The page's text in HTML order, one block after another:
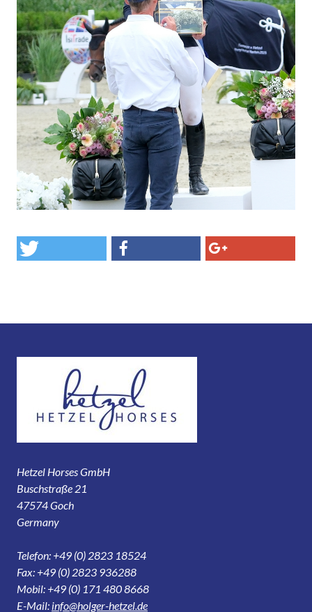
Hetzel Horses GmbH
Buschstraße 21
47574 Goch
Germany
Telefon: +49 (0) 2823 18524
Fax: +49 (0) 2823 936288
Mobil: +49 (0) 171 480 8668
E-Mail: info@holger-hetzel.de